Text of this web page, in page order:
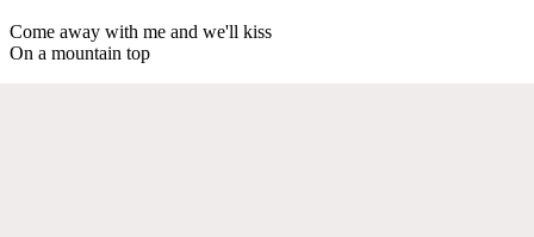
Come away with me and we'll kiss
On a mountain top